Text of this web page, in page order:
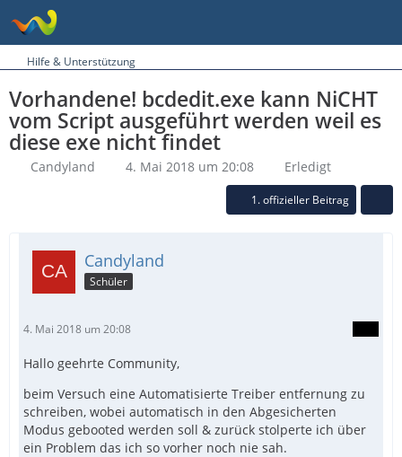
Hilfe & Unterstützung
Vorhandene! bcdedit.exe kann NiCHT
vom Script ausgeführt werden weil es
diese exe nicht findet
Candyland 4. Mai 2018 um 20:08 Erledigt
1. offizieller Beitrag
Candyland
Schüler
4. Mai 2018 um 20:08
Hallo geehrte Community,
beim Versuch eine Automatisierte Treiber entfernung zu
schreiben, wobei automatisch in den Abgesicherten
Modus gebooted werden soll & zurück stolperte ich über
ein Problem das ich so vorher noch nie sah.